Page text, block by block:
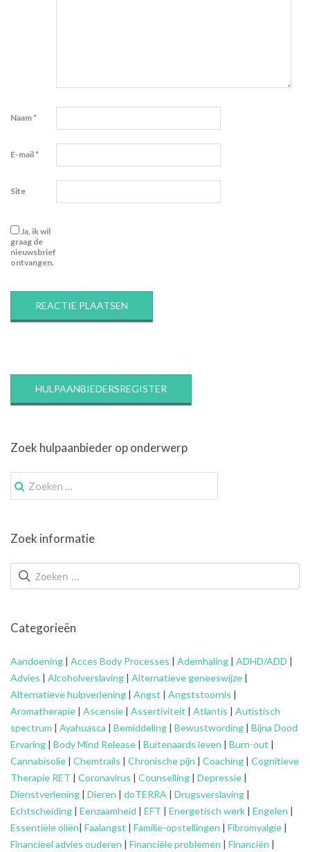
Naam*
E-mail*
Site
Ja, ik wil
graag de
nieuwsbrief
ontvangen.
HULPAANBIEDERSREGISTER
Zoek hulpaanbieder op onderwerp
Zoek
naar:
Zoek informatie
Categorieën
Aandoening | Acces Body Processes | Ademhaling | ADHD/ADD |
Advies | Alcoholverslaving | Alternatieve geneeswijze |
Alternatieve hulpverlening | Angst | Angststoornis |
Aromatherapie | Ascensie | Assertiviteit | Atlantis | Autistisch
spectrum | Ayahuasca | Bemiddeling | Bewustwording | Bijna Dood
Ervaring | Body Mind Release | Buitenaards leven | Burn-out |
Cannabisolie | Chemtrails | Chronische pijn | Coaching | Cognitieve
Therapie RET | Coronavirus | Counselling | Depressie |
Dienstverlening | Dieren | doTERRA | Drugsverslaving |
Echtscheiding | Eenzaamheid | EFT | Energetisch werk | Engelen |
Essentiële oliën| Faalangst | Familie-opstellingen | Fibromyalgie |
Financieel advies ouderen | Financiële problemen | Financiën |